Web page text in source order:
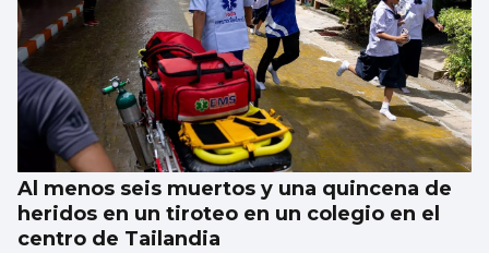
Al menos seis muertos y una quincena de
heridos en un tiroteo en un colegio en el
centro de Tailandia